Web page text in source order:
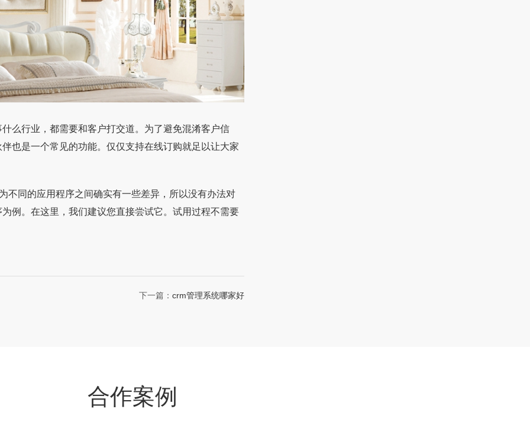
行业，都需要和客户打交道。为了避免混淆客户信
也是一个常见的功能。仅仅支持在线订购就足以让大家
同的应用程序之间确实有一些差异，所以没有办法对
例。在这里，我们建议您直接尝试它。试用过程不需要
下一篇： crm管理系统哪家好
合作案例